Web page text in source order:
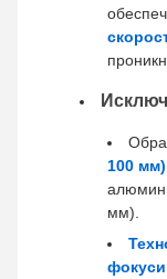
100 мм)
мм).